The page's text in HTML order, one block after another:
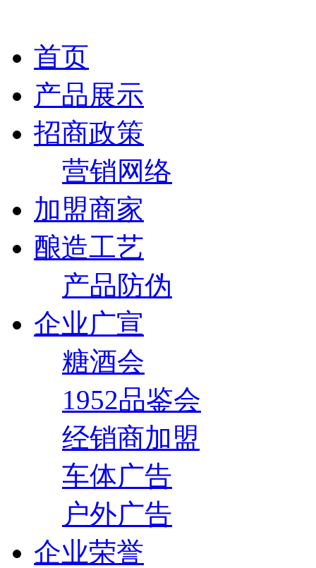
首页
产品展示
招商政策
营销网络
加盟商家
酿造工艺
产品防伪
企业广宣
糖酒会
1952品鉴会
经销商加盟
车体广告
户外广告
企业荣誉